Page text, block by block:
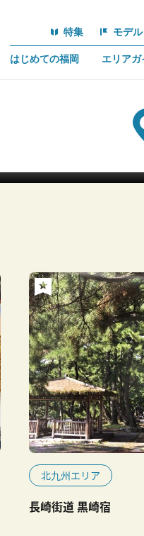
特集 モデ
はじめての福岡 エリアガ
北九州エリア
長崎街道 黒崎宿